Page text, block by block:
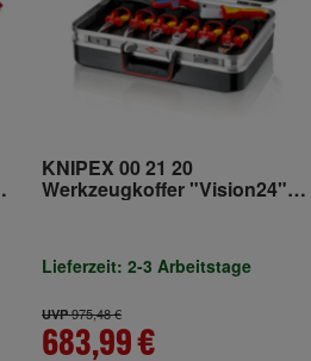
KNIPEX 00 21 20
Werkzeugkoffer "Vision24"
Lieferzeit: 2-3 Arbeitstage
UVP975,48 €
683,99 €